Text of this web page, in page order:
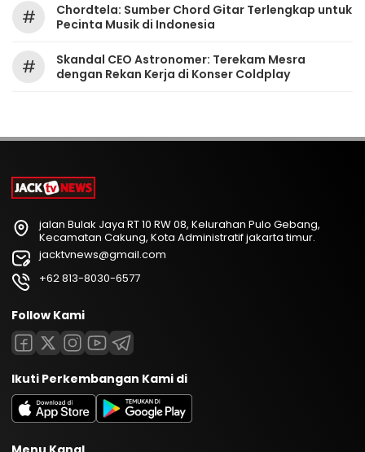
#
Chordtela: Sumber Chord Gitar Terlengkap untuk
Pecinta Musik di Indonesia
#
Skandal CEO Astronomer: Terekam Mesra
dengan Rekan Kerja di Konser Coldplay
jalan Bulak Jaya RT 10 RW 08, Kelurahan Pulo Gebang,
Kecamatan Cakung, Kota Administratif jakarta timur.
jacktvnews@gmail.com
+62 813-8030-6577
Follow Kami
Ikuti Perkembangan Kami di